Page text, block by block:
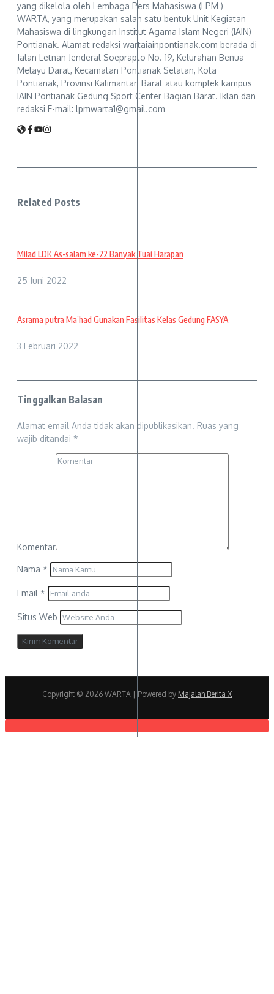
yang dikelola oleh Lembaga Pers Mahasiswa (LPM )
WARTA, yang merupakan salah satu bentuk Unit Kegiatan
Mahasiswa di lingkungan Institut Agama Islam Negeri (IAIN)
Pontianak. Alamat redaksi wartaiainpontianak.com berada di
Jalan Letnan Jenderal Soeprapto No. 19, Kelurahan Benua
Melayu Darat, Kecamatan Pontianak Selatan, Kota
Pontianak, Provinsi Kalimantan Barat atau komplek kampus
IAIN Pontianak Gedung Sport Center Bagian Barat. Iklan dan
redaksi E-mail: lpmwarta1@gmail.com
Related Posts
Milad LDK As-salam ke-22 Banyak Tuai Harapan
25 Juni 2022
Asrama putra Ma’had Gunakan Fasilitas Kelas Gedung FASYA
3 Februari 2022
Tinggalkan Balasan
Alamat email Anda tidak akan dipublikasikan. Ruas yang
wajib ditandai *
Komentar
Nama *
Email *
Situs Web
Copyright © 2026 WARTA | Powered by Majalah Berita X